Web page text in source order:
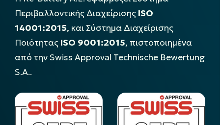
Περιβαλλοντικής Διαχείρισης ISO
14001:2015, και Σύστημα Διαχείρισης
Ποιότητας ISO 9001:2015, πιστοποιημένα
από την Swiss Approval Technische Bewertung
S.A..